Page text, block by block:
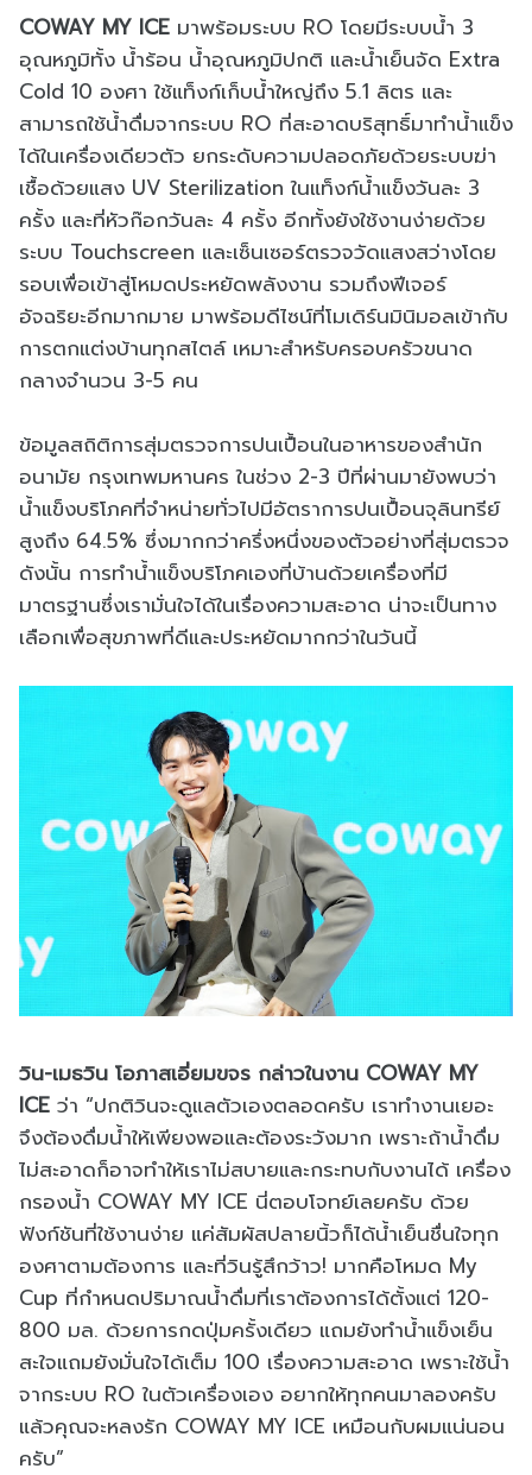
COWAY MY ICE มาพร้อมระบบ RO โดยมีระบบน้ำ 3
อุณหภูมิทั้ง น้ำร้อน น้ำอุณหภูมิปกติ และน้ำเย็นจัด Extra
Cold 10 องศา ใช้แท็งก์เก็บน้ำใหญ่ถึง 5.1 ลิตร และ
สามารถใช้น้ำดื่มจากระบบ RO ที่สะอาดบริสุทธิ์มาทำน้ำแข็ง
ได้ในเครื่องเดียวตัว ยกระดับความปลอดภัยด้วยระบบฆ่า
เชื้อด้วยแสง UV Sterilization ในแท็งก์น้ำแข็งวันละ 3
ครั้ง และที่หัวก๊อกวันละ 4 ครั้ง อีกทั้งยังใช้งานง่ายด้วย
ระบบ Touchscreen และเซ็นเซอร์ตรวจวัดแสงสว่างโดย
รอบเพื่อเข้าสู่โหมดประหยัดพลังงาน รวมถึงฟีเจอร์
อัจฉริยะอีกมากมาย มาพร้อมดีไซน์ที่โมเดิร์นมินิมอลเข้ากับ
การตกแต่งบ้านทุกสไตล์ เหมาะสำหรับครอบครัวขนาด
กลางจำนวน 3-5 คน
ข้อมูลสถิติการสุ่มตรวจการปนเปื้อนในอาหารของสำนัก
อนามัย กรุงเทพมหานคร ในช่วง 2-3 ปีที่ผ่านมายังพบว่า
น้ำแข็งบริโภคที่จำหน่ายทั่วไปมีอัตราการปนเปื้อนจุลินทรีย์
สูงถึง 64.5% ซึ่งมากกว่าครึ่งหนึ่งของตัวอย่างที่สุ่มตรวจ
ดังนั้น การทำน้ำแข็งบริโภคเองที่บ้านด้วยเครื่องที่มี
มาตรฐานซึ่งเรามั่นใจได้ในเรื่องความสะอาด น่าจะเป็นทาง
เลือกเพื่อสุขภาพที่ดีและประหยัดมากกว่าในวันนี้
วิน-เมธวิน โอภาสเอี่ยมขจร กล่าวในงาน COWAY MY
ICE ว่า “ปกติวินจะดูแลตัวเองตลอดครับ เราทำงานเยอะ
จึงต้องดื่มน้ำให้เพียงพอและต้องระวังมาก เพราะถ้าน้ำดื่ม
ไม่สะอาดก็อาจทำให้เราไม่สบายและกระทบกับงานได้ เครื่อง
กรองน้ำ COWAY MY ICE นี่ตอบโจทย์เลยครับ ด้วย
ฟังก์ชันที่ใช้งานง่าย แค่สัมผัสปลายนิ้วก็ได้น้ำเย็นชื่นใจทุก
องศาตามต้องการ และที่วินรู้สึกว้าว! มากคือโหมด My
Cup ที่กำหนดปริมาณน้ำดื่มที่เราต้องการได้ตั้งแต่ 120-
800 มล. ด้วยการกดปุ่มครั้งเดียว แถมยังทำน้ำแข็งเย็น
สะใจแถมยังมั่นใจได้เต็ม 100 เรื่องความสะอาด เพราะใช้น้ำ
จากระบบ RO ในตัวเครื่องเอง อยากให้ทุกคนมาลองครับ
แล้วคุณจะหลงรัก COWAY MY ICE เหมือนกับผมแน่นอน
ครับ”